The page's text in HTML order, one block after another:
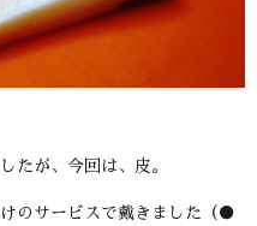
たが、今回は、皮。
のサービスで戴きました（●